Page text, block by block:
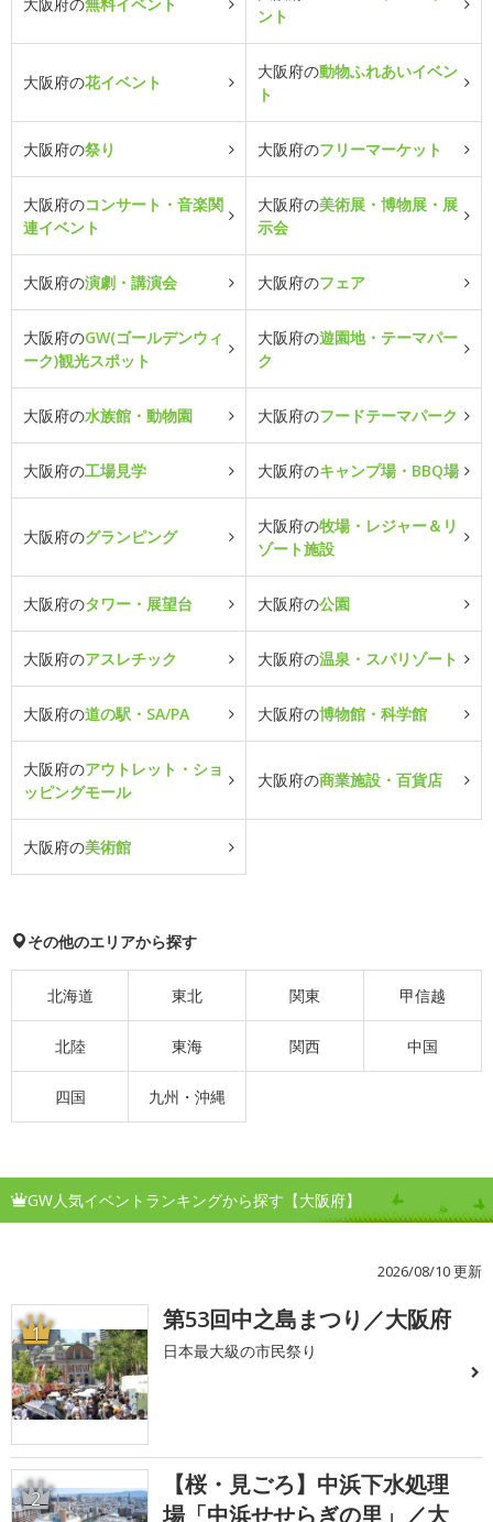
大阪府の無料イベント
ント
大阪府の花イベント
大阪府の動物ふれあいイベン
ト
大阪府の祭り 大阪府のフリーマーケット
大阪府のコンサート・音楽関
連イベント
大阪府の美術展・博物展・展
示会
大阪府の演劇・講演会 大阪府のフェア
大阪府のGW(ゴールデンウィ
ーク)観光スポット
大阪府の遊園地・テーマパー
ク
大阪府の水族館・動物園 大阪府のフードテーマパーク
大阪府の工場見学 大阪府のキャンプ場・BBQ場
大阪府のグランピング
大阪府の牧場・レジャー＆リ
ゾート施設
大阪府のタワー・展望台 大阪府の公園
大阪府のアスレチック 大阪府の温泉・スパリゾート
大阪府の道の駅・SA/PA 大阪府の博物館・科学館
大阪府のアウトレット・ショ
ッピングモール
大阪府の商業施設・百貨店
大阪府の美術館
その他のエリアから探す
北海道 東北 関東 甲信越
北陸 東海 関西 中国
四国 九州・沖縄
GW人気イベントランキングから探す【大阪府】
2026/08/10 更新
1 第53回中之島まつり／大阪府
日本最大級の市民祭り
2
【桜・見ごろ】中浜下水処理
場「中浜せせらぎの里」／大